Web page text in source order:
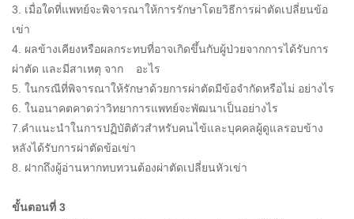
3. เมื่อใดที่แพทย์จะพิจารณาให้การรักษาโดยวิธีการผ่าตัดเปลี่ยนข้อ
เข่า
4. ผลข้างเคียงหรือผลกระทบที่อาจเกิดขึ้นกับผู้ป่วยจากการได้รับการ
ผ่าตัด และมีสาเหตุ จาก อะไร
5. ในกรณีที่พิจารณาให้รักษาด้วยการผ่าตัดมีข้อจำกัดหรือไม่ อย่างไร
6. ในอนาคตคาดว่าวิทยาการแพทย์จะพัฒนาเป็นอย่างไร
7.คำแนะนำในการปฏิบัติตัวสำหรับคนไข้และบุคคลผู้ดูแลรอบข้าง
หลังได้รับการผ่าตัดข้อเข่า
8. ฝากถึงผู้อ่านหากทบทวนต้องผ่าตัดเปลี่ยนหัวเข่า
ขั้นตอนที่ 3